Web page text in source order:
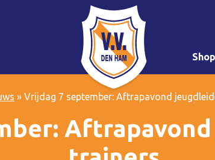
Shop
» Vrijdag 7 september: Aftrapavond